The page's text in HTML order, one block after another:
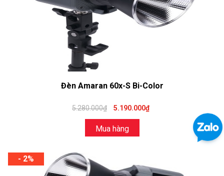
Đèn Amaran 60x-S Bi-Color
5.280.000₫ 5.190.000₫
Mua hàng
- 2%